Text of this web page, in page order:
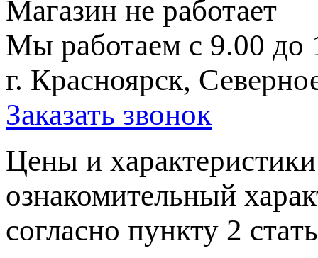
Магазин не работает
Мы работаем с 9.00 до
г. Красноярск,
Заказать звонок
Цeны и
ознакомительный
согласно пункту 2